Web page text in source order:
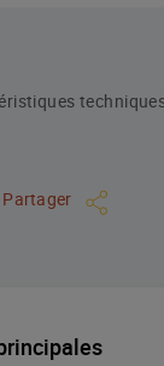
Partager